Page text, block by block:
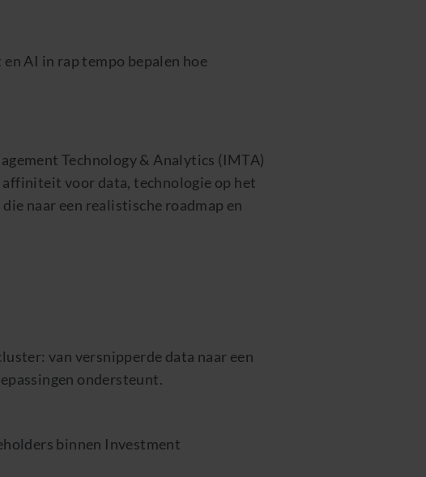
AI in rap tempo bepalen hoe
Technology & Analytics (IMTA)
voor data, technologie op het
naar een realistische roadmap en
van versnipperde data naar een
ondersteunt.
binnen Investment